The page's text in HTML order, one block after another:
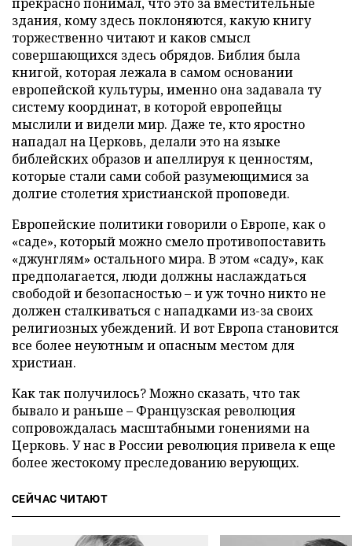
здания, кому здесь поклоняются, какую книгу
торжественно читают и каков смысл
совершающихся здесь обрядов. Библия была
книгой, которая лежала в самом основании
европейской культуры, именно она задавала ту
систему координат, в которой европейцы
мыслили и видели мир. Даже те, кто яростно
нападал на Церковь, делали это на языке
библейских образов и апеллируя к ценностям,
которые стали сами собой разумеющимися за
долгие столетия христианской проповеди.
Европейские политики говорили о Европе, как о
«саде», который можно смело противопоставить
«джунглям» остального мира. В этом «саду», как
предполагается, люди должны наслаждаться
свободой и безопасностью – и уж точно никто не
должен сталкиваться с нападками из-за своих
религиозных убеждений. И вот Европа становится
все более неуютным и опасным местом для
христиан.
Как так получилось? Можно сказать, что так
бывало и раньше – Французская революция
сопровождалась масштабными гонениями на
Церковь. У нас в России революция привела к еще
более жестокому преследованию верующих.
СЕЙЧАС ЧИТАЮТ